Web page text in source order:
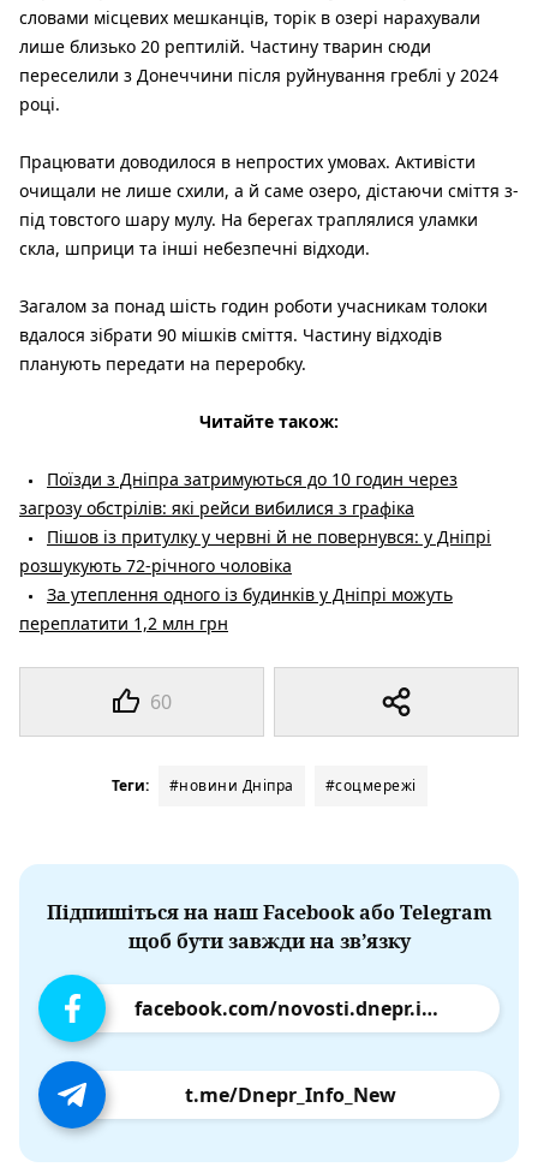
60
словами місцевих мешканців, торік в озері нарахували
лише близько 20 рептилій. Частину тварин сюди
переселили з Донеччини після руйнування греблі у 2024
році.
Працювати доводилося в непростих умовах. Активісти
очищали не лише схили, а й саме озеро, дістаючи сміття з-
під товстого шару мулу. На берегах траплялися уламки
скла, шприци та інші небезпечні відходи.
Загалом за понад шість годин роботи учасникам толоки
вдалося зібрати 90 мішків сміття. Частину відходів
планують передати на переробку.
Читайте також:
Поїзди з Дніпра затримуються до 10 годин через
загрозу обстрілів: які рейси вибилися з графіка
Пішов із притулку у червні й не повернувся: у Дніпрі
розшукують 72-річного чоловіка
За утеплення одного із будинків у Дніпрі можуть
переплатити 1,2 млн грн
Теги: #новини Дніпра #соцмережі
Підпишіться на наш Facebook або Telegram
щоб бути завжди на зв’язку
facebook.com/novosti.dnepr.info
t.me/Dnepr_Info_New